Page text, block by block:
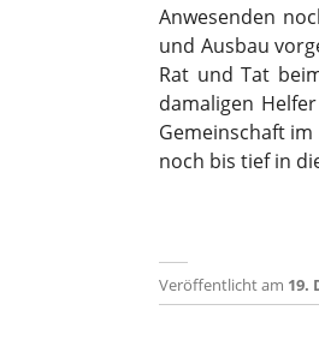
Anwesenden
und Ausbau
Rat und Tat
damaligen
Gemeinschaft im
noch bis tief in
Veröffentlicht am 19.